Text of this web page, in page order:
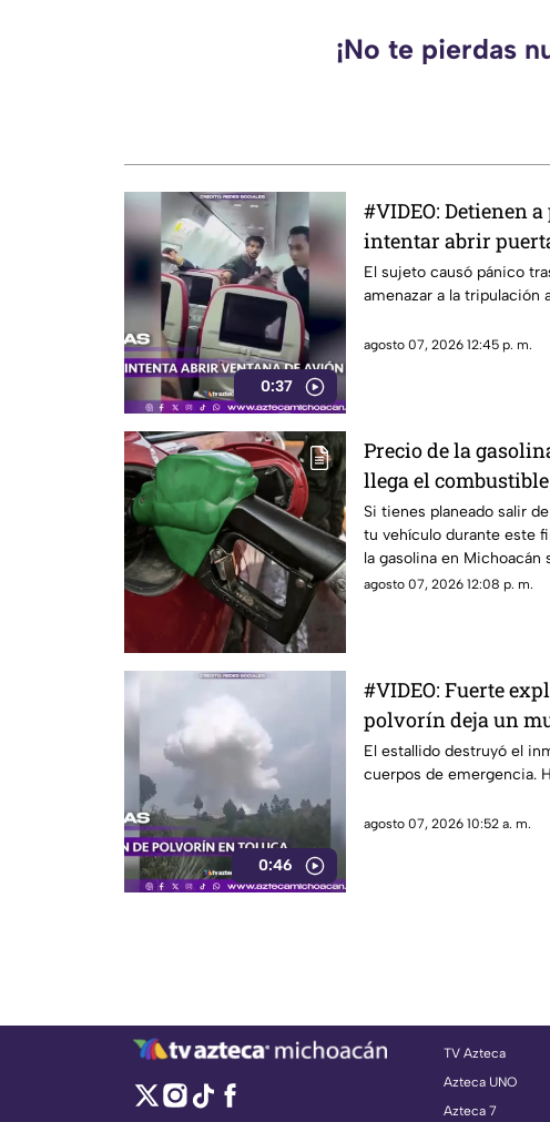
¡No te pierdas
0:37
#VIDEO: Detienen
intentar abrir
El sujeto causó pánico
amenazar a la tripulación
agosto 07, 2026 12:45 p. m.
Precio de la
llega el
Si tienes planeado salir
tu vehículo durante este
la gasolina en Michoacán
variaciones dependiendo
agosto 07, 2026 12:08 p. m.
0:46
#VIDEO: Fuerte
polvorín deja un
El estallido destruyó el
cuerpos de emergencia.
agosto 07, 2026 10:52 a. m.
TV Azteca
Azteca UNO
Azteca 7